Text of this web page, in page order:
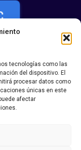
tecnologías como las
del dispositivo. El
procesar datos como
únicas en este
afectar
Cookies